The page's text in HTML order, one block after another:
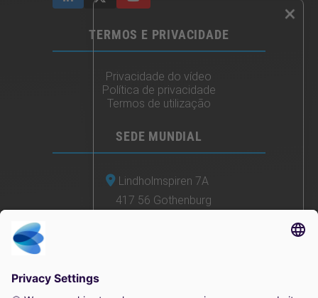
TERMOS E PRIVACIDADE
Privacidade do vídeo
Política de privacidade
Termos de utilização
SEDE MUNDIAL
Lindholmspiren 7A
417 56 Gothenburg
×